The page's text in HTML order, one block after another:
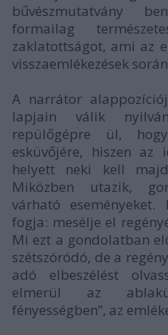
bűvészmutatvány
formailag
zaklatottságot, ami az
visszaemlékezések
A narrátor
lapjain válik
repülőgépre ül,
esküvőjére, hiszen az
helyett neki kell
Miközben utazik,
várható
fogja: mesélje el
Mi ezt a gondolatban
szétszóródó, de a
adó elbeszélést
elmerül az
fényességben”, az